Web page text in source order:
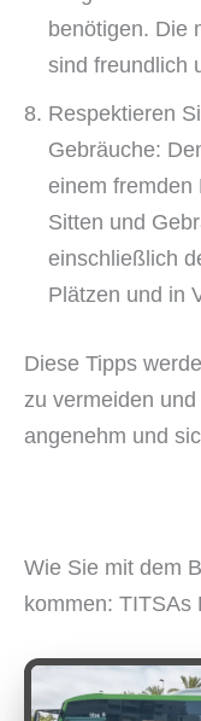
benötigen. Die
sind freundlich
Respektieren
Gebräuche:
einem fremden
Sitten und
einschließlich
Plätzen und in
Diese Tipps
zu vermeiden
angenehm und
Wie Sie mit dem
kommen: TITSAs